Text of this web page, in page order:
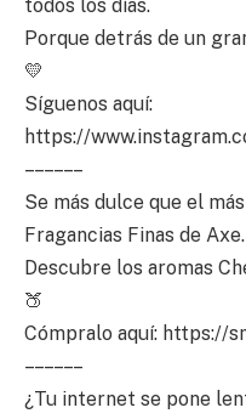
todos los días.
Porque detrás de un
💛
Síguenos aquí:
https://
– – – – – –
Se más dulce que el
Fragancias Finas de Axe.
Descubre los aromas
🍑
Cómpralo aquí: https://
– – – – – –
¿Tu internet se pone